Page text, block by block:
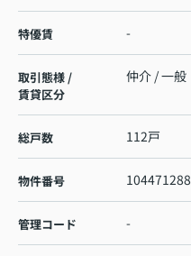
特優賃 -
取引態様 /
賃貸区分
仲介 / 一般
総戸数 112戸
物件番号 104471288
管理コード -